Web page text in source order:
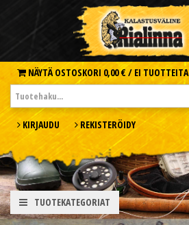
NÄYTÄ OSTOSKORI 0,00 € / EI TUOTTEITA
KIRJAUDU REKISTERÖIDY
TUOTEKATEGORIAT